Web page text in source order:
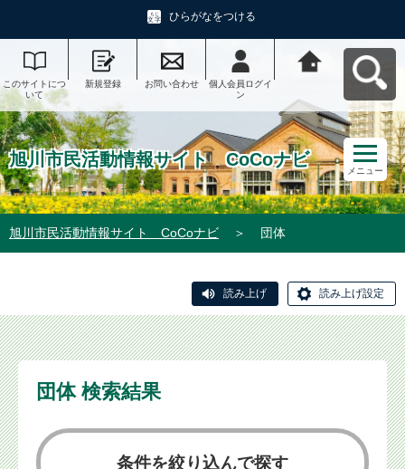
ひらがなをつける
このサイトにつ
いて
新規登録 お問い合わせ
個人会員ログイ
ン
ナビへ戻る
旭川市民活動情報サイト CoCoナビ
メニュー
旭川市民活動情報サイト CoCoナビ ＞ 団体
読み上げ 読み上げ設定
団体 検索結果
条件を絞り込んで探す